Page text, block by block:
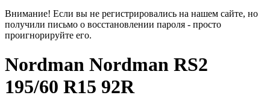
Внимание! Если вы не регистрировались на нашем сайте, но
получили письмо о восстановлении пароля - просто
проигнорируйте его.
Nordman Nordman RS2
195/60 R15 92R